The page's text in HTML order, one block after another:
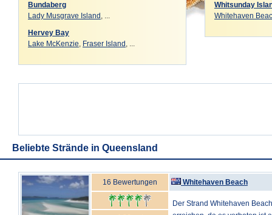
Bundaberg
Lady Musgrave Island , ...
Hervey Bay
Lake McKenzie, Fraser Island , ...
Whitsunday
Whitehaven
Beliebte Strände in Queensland
16 Bewertungen Whitehaven Beach
Der Strand Whitehaven